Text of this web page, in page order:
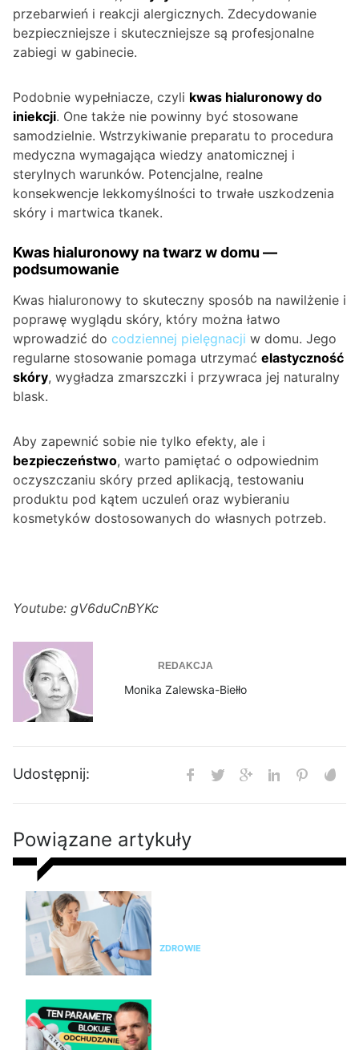
przebarwień i reakcji alergicznych. Zdecydowanie
bezpieczniejsze i skuteczniejsze są profesjonalne
zabiegi w gabinecie.
Podobnie wypełniacze, czyli kwas hialuronowy do
iniekcji. One także nie powinny być stosowane
samodzielnie. Wstrzykiwanie preparatu to procedura
medyczna wymagająca wiedzy anatomicznej i
sterylnych warunków. Potencjalne, realne
konsekwencje lekkomyślności to trwałe uszkodzenia
skóry i martwica tkanek.
Kwas hialuronowy na twarz w domu —
podsumowanie
Kwas hialuronowy to skuteczny sposób na nawilżenie i
poprawę wyglądu skóry, który można łatwo
wprowadzić do codziennej pielęgnacji w domu. Jego
regularne stosowanie pomaga utrzymać elastyczność
skóry, wygładza zmarszczki i przywraca jej naturalny
blask.
Aby zapewnić sobie nie tylko efekty, ale i
bezpieczeństwo, warto pamiętać o odpowiednim
oczyszczaniu skóry przed aplikacją, testowaniu
produktu pod kątem uczuleń oraz wybieraniu
kosmetyków dostosowanych do własnych potrzeb.
Youtube: gV6duCnBYKc
Monika Zalewska-Biełło
REDAKCJA
Udostępnij:
Powiązane artykuły
ZDROWIE